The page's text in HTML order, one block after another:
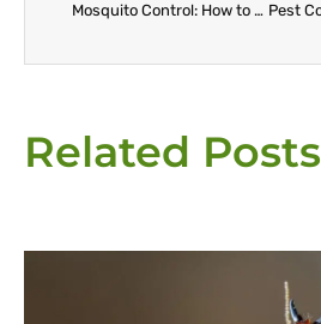
Mosquito Control: How to Prevent & Get Rid of Mosquitoes
Related Posts